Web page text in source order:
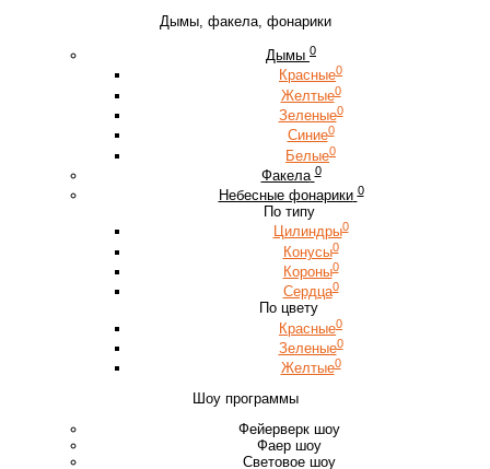
Дымы, факела, фонарики
Дымы 0
Красные0
Желтые0
Зеленые0
Синие0
Белые0
Факела 0
Небесные фонарики 0
По типу
Цилиндры0
Конусы0
Короны0
Сердца0
По цвету
Красные0
Зеленые0
Желтые0
Шоу программы
Фейерверк шоу
Фаер шоу
Световое шоу